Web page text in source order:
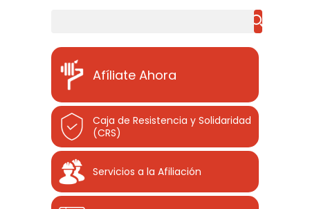
Afíliate Ahora
Caja de Resistencia y Solidaridad
(CRS)
Servicios a la Afiliación